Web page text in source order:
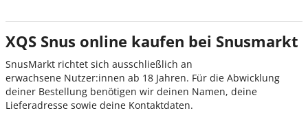
XQS Snus online kaufen bei Snusmarkt
SnusMarkt richtet sich ausschließlich an
erwachsene Nutzer:innen ab 18 Jahren. Für die Abwicklung
deiner Bestellung benötigen wir deinen Namen, deine
Lieferadresse sowie deine Kontaktdaten.